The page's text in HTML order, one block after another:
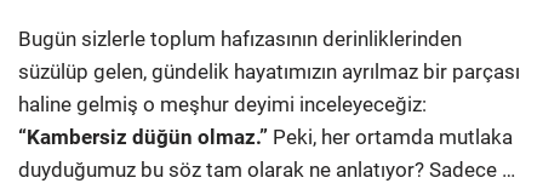
Bugün sizlerle toplum hafızasının derinliklerinden
süzülüp gelen, gündelik hayatımızın ayrılmaz bir parçası
haline gelmiş o meşhur deyimi inceleyeceğiz:
“Kambersiz düğün olmaz.” Peki, her ortamda mutlaka
duyduğumuz bu söz tam olarak ne anlatıyor? Sadece …